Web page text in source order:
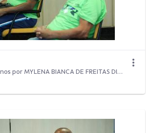
Modificado há 5 Anos por MYLENA BIANCA DE FREITAS DIAS.